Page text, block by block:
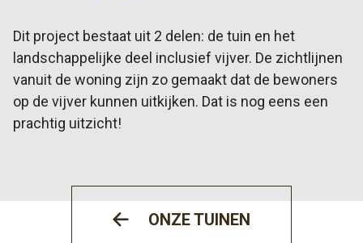
Dit project bestaat uit 2 delen: de tuin en het
landschappelijke deel inclusief vijver. De zichtlijnen
vanuit de woning zijn zo gemaakt dat de bewoners
op de vijver kunnen uitkijken. Dat is nog eens een
prachtig uitzicht!
ONZE TUINEN